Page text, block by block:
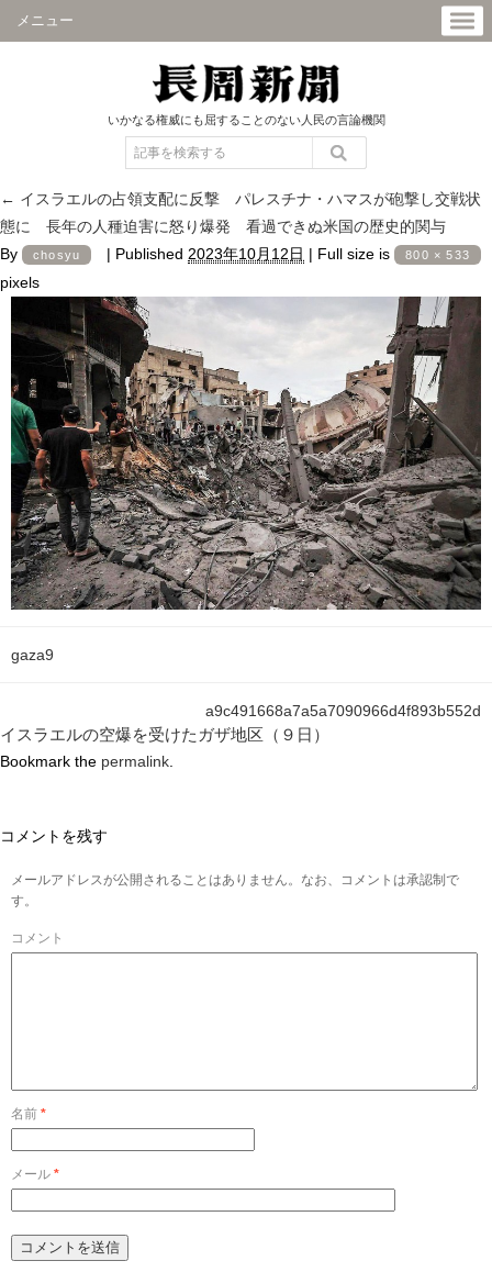
メニュー
いかなる権威にも屈することのない人民の言論機関
← イスラエルの占領支配に反撃 パレスチナ・ハマスが砲撃し交戦状
態に 長年の人種迫害に怒り爆発 看過できぬ米国の歴史的関与
By
chosyu | Published 2023年10月12日 | Full size is 800 × 533
pixels
gaza9
a9c491668a7a5a7090966d4f893b552d
イスラエルの空爆を受けたガザ地区（９日）
Bookmark the permalink
コメントを残す
メールアドレスが公開されることはありません。なお、コメントは承認制で
す。
コメント
名前 *
メール *